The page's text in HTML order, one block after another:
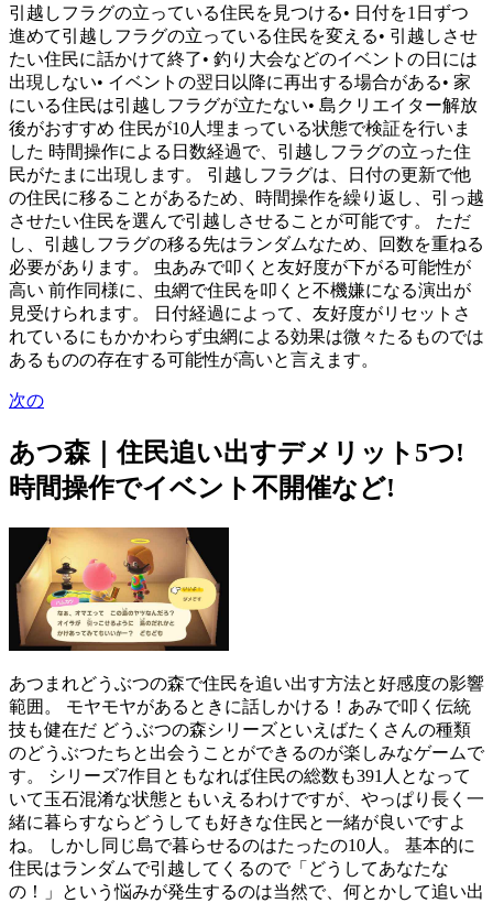
引越しフラグの立っている住民を見つける• 日付を1日ずつ
進めて引越しフラグの立っている住民を変える• 引越しさせ
たい住民に話かけて終了• 釣り大会などのイベントの日には
出現しない• イベントの翌日以降に再出する場合がある• 家
にいる住民は引越しフラグが立たない• 島クリエイター解放
後がおすすめ 住民が10人埋まっている状態で検証を行いま
した 時間操作による日数経過で、引越しフラグの立った住
民がたまに出現します。 引越しフラグは、日付の更新で他
の住民に移ることがあるため、時間操作を繰り返し、引っ越
させたい住民を選んで引越しさせることが可能です。 ただ
し、引越しフラグの移る先はランダムなため、回数を重ねる
必要があります。 虫あみで叩くと友好度が下がる可能性が
高い 前作同様に、虫網で住民を叩くと不機嫌になる演出が
見受けられます。 日付経過によって、友好度がリセットさ
れているにもかかわらず虫網による効果は微々たるものでは
あるものの存在する可能性が高いと言えます。
次の
あつ森｜住民追い出すデメリット5つ!
時間操作でイベント不開催など!
あつまれどうぶつの森で住民を追い出す方法と好感度の影響
範囲。 モヤモヤがあるときに話しかける！あみで叩く伝統
技も健在だ どうぶつの森シリーズといえばたくさんの種類
のどうぶつたちと出会うことができるのが楽しみなゲームで
す。 シリーズ7作目ともなれば住民の総数も391人となって
いて玉石混淆な状態ともいえるわけですが、やっぱり長く一
緒に暮らすならどうしても好きな住民と一緒が良いですよ
ね。 しかし同じ島で暮らせるのはたったの10人。 基本的に
住民はランダムで引越してくるので「どうしてあなたな
の！」という悩みが発生するのは当然で、何とかして追い出